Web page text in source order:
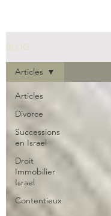
BLOG
Articles
Divorce
Successions
en Israel
Droit
Immobilier
Israel
Contentieux
Articles